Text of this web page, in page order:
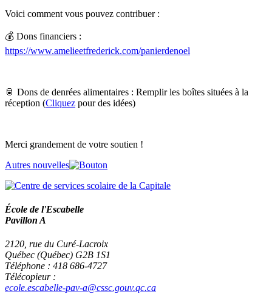
Voici comment vous pouvez contribuer :
💰 Dons financiers :
https://www.amelieetfrederick.com/panierdenoel
🥫 Dons de denrées alimentaires : Remplir les boîtes situées à la
réception (Cliquez pour des idées)
Merci grandement de votre soutien !
Autres nouvelles
École de l'Escabelle
Pavillon A
2120, rue du Curé-Lacroix
Québec (Québec) G2B 1S1
Téléphone : 418 686-4727
Télécopieur :
ecole.escabelle-pav-a@cssc.gouv.qc.ca